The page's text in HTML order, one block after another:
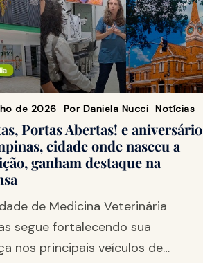
de 2026 Por Daniela Nucci Notícias
Portas Abertas! e aniversário
cidade onde nasceu a
ganham destaque na
de Medicina Veterinária
segue fortalecendo sua
nos principais veículos de…